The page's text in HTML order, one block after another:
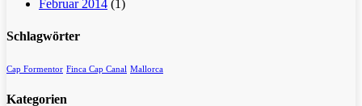
Februar 2014 (1)
Schlagwörter
Cap Formentor Finca Cap Canal Mallorca
Kategorien